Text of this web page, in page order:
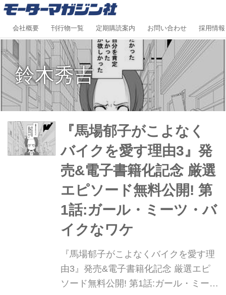
会社概要 刊行物一覧 定期購読案内 お問い合わせ 採用情報
鈴木秀吉
『馬場郁子がこよなく
バイクを愛す理由3』発
売&電子書籍化記念 厳選
エピソード無料公開! 第
1話:ガール・ミーツ・バ
イクなワケ
『馬場郁子がこよなくバイクを愛す理
由3』発売&電子書籍化記念 厳選エピ
ソード無料公開! 第1話:ガール・ミー